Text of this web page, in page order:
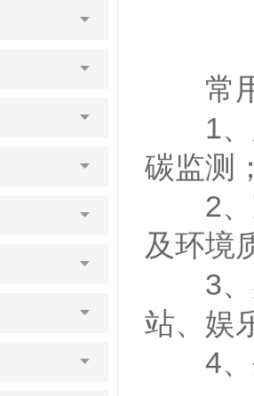
常用
1、厂
碳监测
2、家
及环境
3、宾
站、娱
4、生